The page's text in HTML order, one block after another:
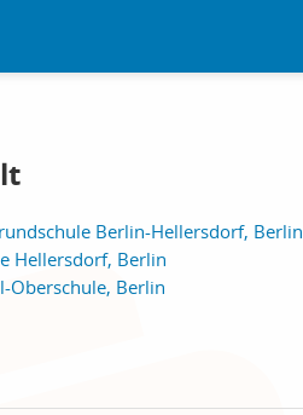
Berlin-Hellersdorf, Berlin
Hellersdorf, Berlin
Oberschule, Berlin